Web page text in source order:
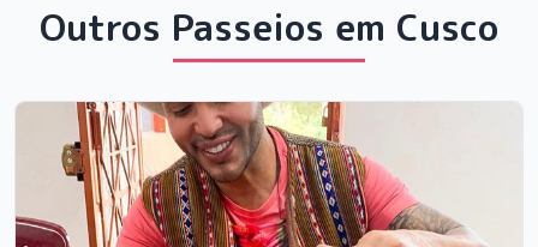
Outros Passeios em Cusco